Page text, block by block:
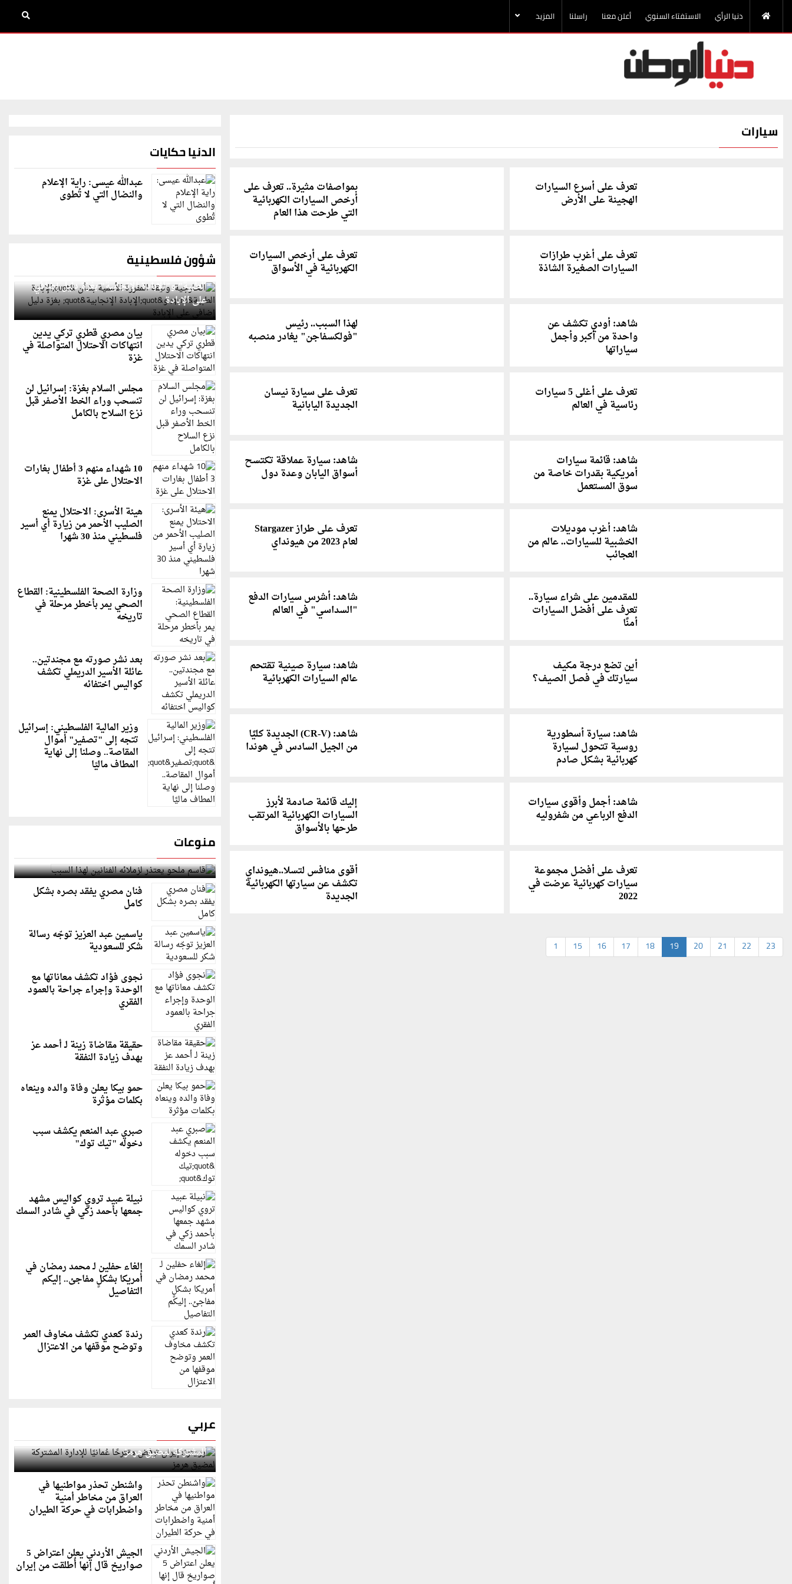
دنيا الرأي الاستفتاء السنوي أعلن معنا راسلنا المزيد
سيارات
تعرف على أسرع السيارات
الهجينة على الأرض
بمواصفات مثيرة.. تعرف على
أرخص السيارات الكهربائية
التي طرحت هذا العام
تعرف على أغرب طرازات
السيارات الصغيرة الشاذة
تعرف على أرخص السيارات
الكهربائية في الأسواق
شاهد: أودي تكشف عن
واحدة من أكبر وأجمل
سياراتها
لهذا السبب.. رئيس
"فولكسفاجن" يغادر منصبه
تعرف على أغلى 5 سيارات
رئاسية في العالم
تعرف على سيارة نيسان
الجديدة اليابانية
شاهد: قائمة سيارات
أمريكية بقدرات خاصة من
سوق المستعمل
شاهد: سيارة عملاقة تكتسح
أسواق اليابان وعدة دول
شاهد: أغرب موديلات
الخشبية للسيارات.. عالم من
العجائب
تعرف على طراز Stargazer
لعام 2023 من هيونداي
للمقدمين على شراء سيارة..
تعرف على أفضل السيارات
أمنًا
شاهد: أشرس سيارات الدفع
"السداسي" في العالم
أين تضع درجة مكيف
سيارتك في فصل الصيف؟
شاهد: سيارة صينية تقتحم
عالم السيارات الكهربائية
شاهد: سيارة أسطورية
روسية تتحول لسيارة
كهربائية بشكل صادم
شاهد: (CR-V) الجديدة كليًا
من الجيل السادس في هوندا
شاهد: أجمل وأقوى سيارات
الدفع الرباعي من شفروليه
إليك قائمة صادمة لأبرز
السيارات الكهربائية المرتقب
طرحها بالأسواق
تعرف على أفضل مجموعة
سيارات كهربائية عرضت في
2022
أقوى منافس لتسلا..هيونداي
تكشف عن سيارتها الكهربائية
الجديدة
1 15 16 17 18 19 20 21 22 23
الدنيا حكايات
عبدالله عيسى: راية الإعلام
والنضال التي لا تُطوى
شؤون فلسطينية
الخارجية: وثيقة المقررة الأممية بشأن "الإبادة
الطبية" و"الإبادة الإنجابية" بغزة دليل إضافي
على الإبادة
بيان مصري قطري تركي يدين
انتهاكات الاحتلال المتواصلة في
غزة
مجلس السلام بغزة: إسرائيل لن
تنسحب وراء الخط الأصفر قبل
نزع السلاح بالكامل
10 شهداء منهم 3 أطفال بغارات
الاحتلال على غزة
هيئة الأسرى: الاحتلال يمنع
الصليب الأحمر من زيارة أي أسير
فلسطيني منذ 30 شهرا
وزارة الصحة الفلسطينية: القطاع
الصحي يمر بأخطر مرحلة في
تاريخه
بعد نشر صورته مع مجندتين..
عائلة الأسير الدريملي تكشف
كواليس اختفائه
وزير المالية الفلسطيني: إسرائيل
تتجه إلى "تصفير" أموال
المقاصة.. وصلنا إلى نهاية
المطاف ماليًا
منوعات
قاسم ملحو يعتذر لزملائه الفنانين لهذا السبب
فنان مصري يفقد بصره بشكل
كامل
ياسمين عبد العزيز توجّه رسالة
شكر للسعودية
نجوى فؤاد تكشف معاناتها مع
الوحدة وإجراء جراحة بالعمود
الفقري
حقيقة مقاضاة زينة لـ أحمد عز
بهدف زيادة النفقة
حمو بيكا يعلن وفاة والده وينعاه
بكلمات مؤثرة
صبري عبد المنعم يكشف سبب
دخوله "تيك توك"
نبيلة عبيد تروي كواليس مشهد
جمعها بأحمد زكي في شادر السمك
إلغاء حفلين لـ محمد رمضان في
أمريكا بشكلٍ مفاجئ.. إليكم
التفاصيل
رندة كعدي تكشف مخاوف العمر
وتوضح موقفها من الاعتزال
عربي
رويترز: إيران ترفض مقترحًا عُمانيًا للإدارة
المشتركة لمضيق هرمز
واشنطن تحذر مواطنيها في
العراق من مخاطر أمنية
واضطرابات في حركة الطيران
الجيش الأردني يعلن اعتراض 5
صواريخ قال إنها أُطلقت من إيران